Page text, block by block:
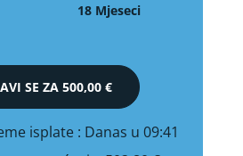
18 Mjeseci
SE ZA 500,00 €
isplate : Danas u 09:41